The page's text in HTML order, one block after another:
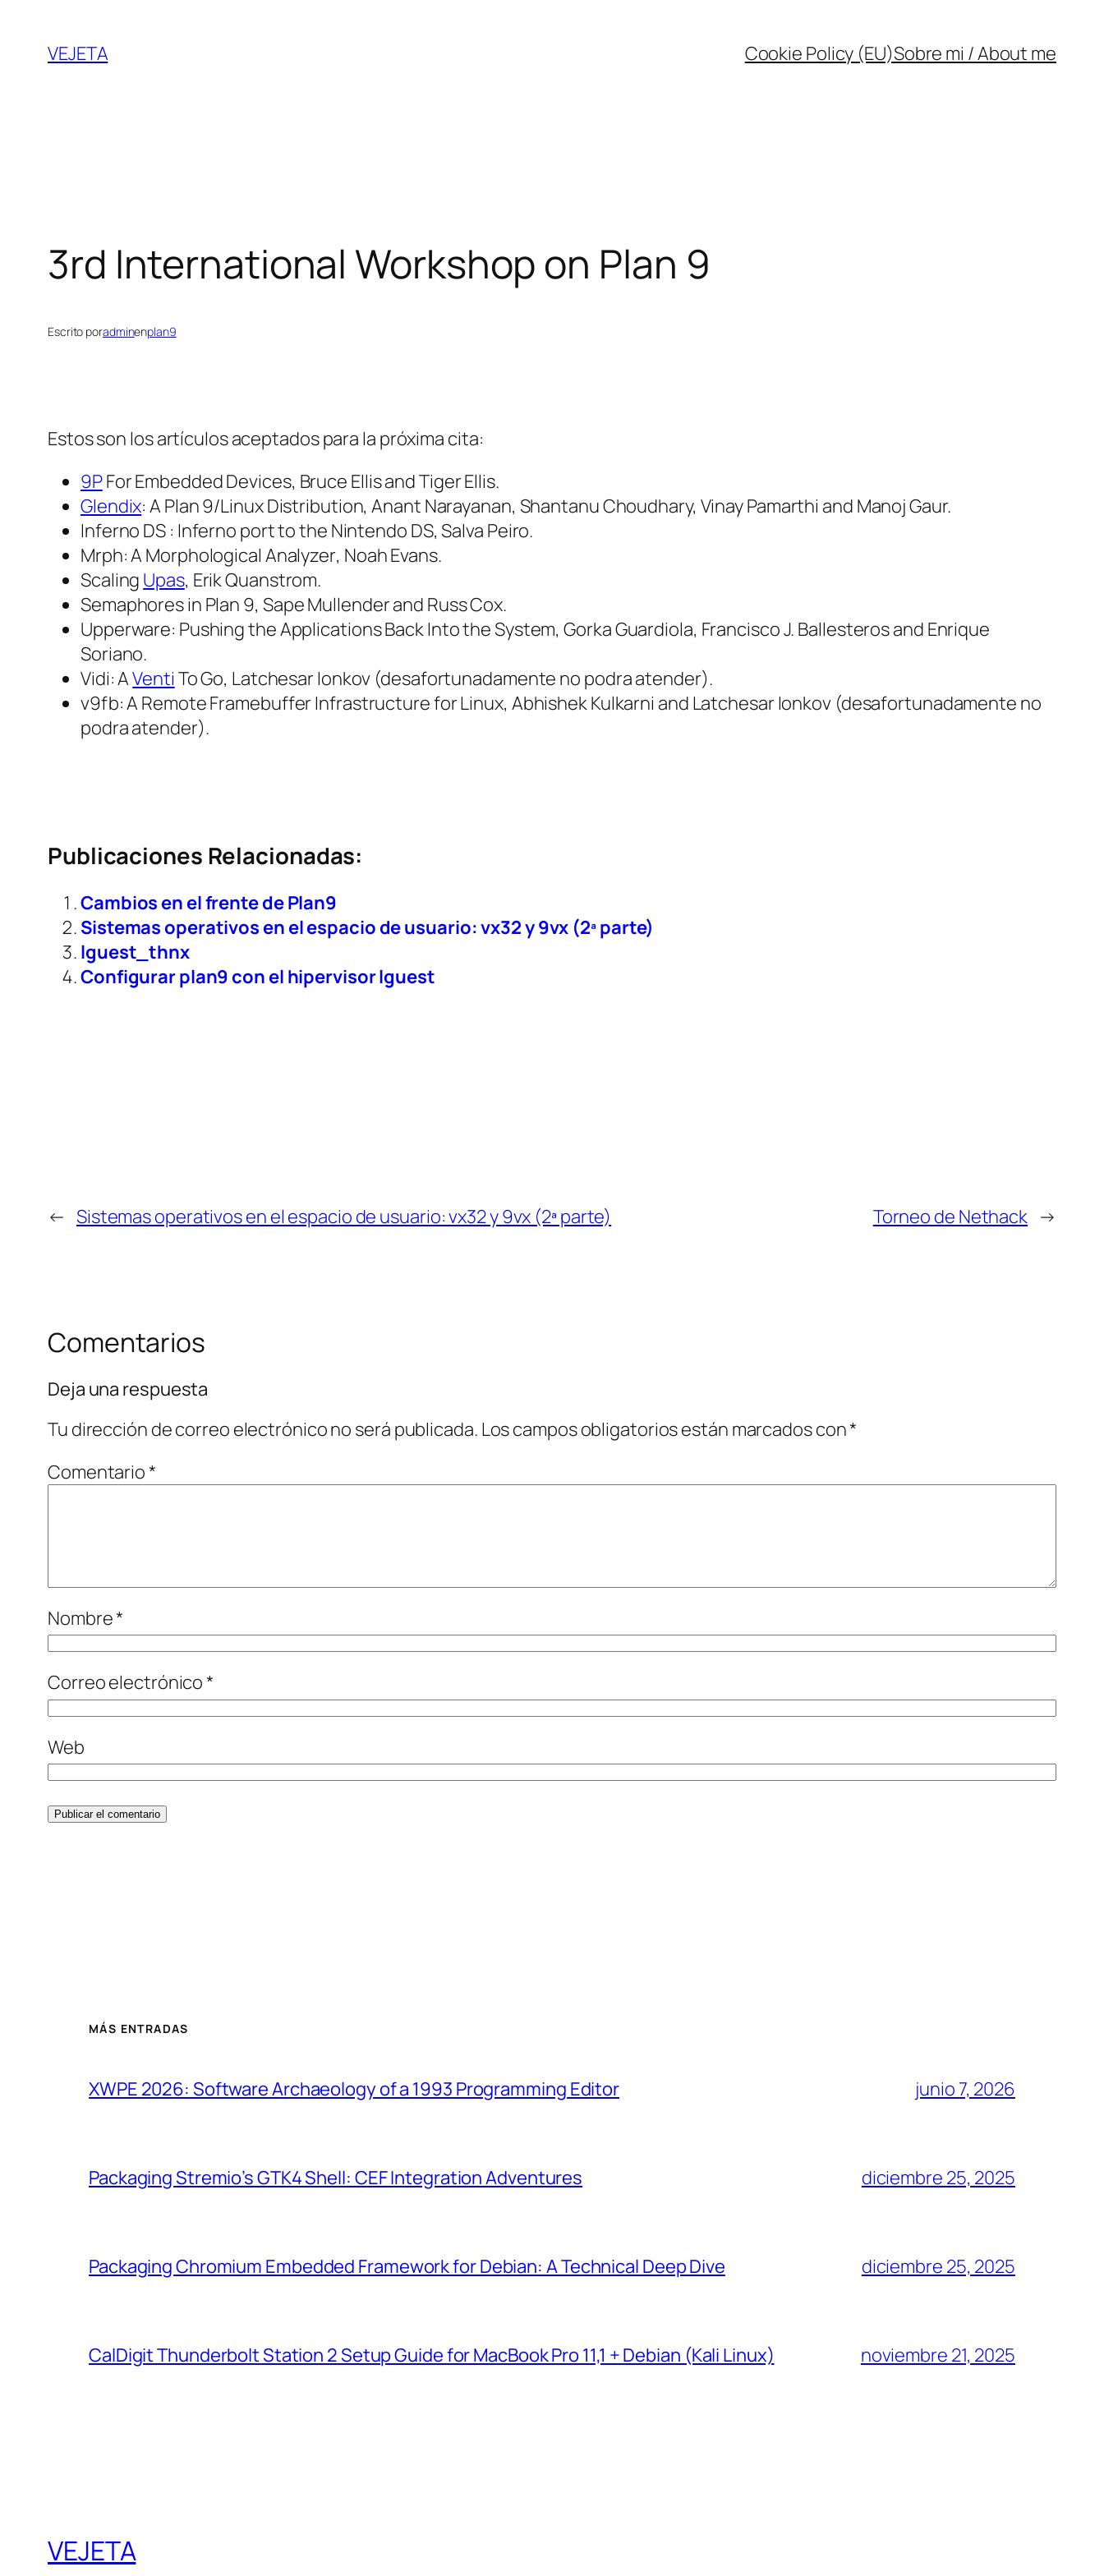
contenido
VEJETA Cookie Policy (EU)Sobre mi / About me
3rd International Workshop on Plan 9
Escrito poradminenplan9
Estos son los artículos aceptados para la próxima cita:
9PFor Embedded Devices, Bruce Ellis and Tiger Ellis.
Glendix: A Plan 9/Linux Distribution, Anant Narayanan, Shantanu Choudhary, Vinay Pamarthi and Manoj Gaur.
Inferno DS : Inferno port to the Nintendo DS, Salva Peiro.
Mrph: A Morphological Analyzer, Noah Evans.
Scaling Upas, Erik Quanstrom.
Semaphores in Plan 9, Sape Mullender and Russ Cox.
Upperware: Pushing the Applications Back Into the System, Gorka Guardiola, Francisco J. Ballesteros and Enrique
Soriano.
Vidi: AVenti To Go, Latchesar Ionkov (desafortunadamente no podra atender).
v9fb: A Remote Framebuffer Infrastructure for Linux, Abhishek Kulkarni and Latchesar Ionkov (desafortunadamente no
podra atender).
Publicaciones Relacionadas:
Cambios en el frente de Plan9
Sistemas operativos en el espacio de usuario: vx32 y 9vx (2ª parte)
lguest_thnx
Configurar plan9 con el hipervisor lguest
← Sistemas operativos en el espacio de usuario: vx32 y 9vx (2ª parte) Torneo de Nethack →
Comentarios
Deja una respuesta
Tu dirección de correo electrónico no será publicada. Los campos obligatorios están marcados con*
Comentario*
Nombre*
Correo electrónico*
Web
MÁS ENTRADAS
XWPE 2026: Software Archaeology of a 1993 Programming Editor junio 7, 2026
Packaging Stremio’s GTK4 Shell: CEF Integration Adventures diciembre 25, 2025
Packaging Chromium Embedded Framework for Debian: A Technical Deep Dive diciembre 25, 2025
CalDigit Thunderbolt Station 2 Setup Guide for MacBook Pro 11,1 + Debian (Kali Linux) noviembre 21, 2025
VEJETA